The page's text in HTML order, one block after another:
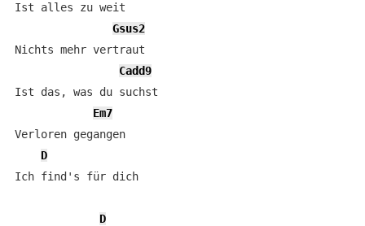
Ist alles zu weit
Gsus2
Nichts mehr vertraut
Cadd9
Ist das, was du suchst
Em7
Verloren gegangen
D
Ich find's für dich
D